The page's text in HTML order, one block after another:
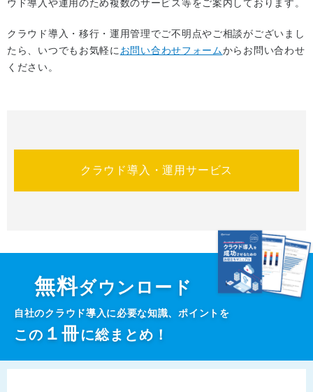
ウド導入や運用のため複数のサービス等をご案内しております。
クラウド導入・移行・運用管理でご不明点やご相談がございまし
たら、いつでもお気軽にお問い合わせフォームからお問い合わせ
ください。
クラウド導入・運用サービス
無料ダウンロード
自社のクラウド導入に必要な知識、ポイントを
この １冊に総まとめ！